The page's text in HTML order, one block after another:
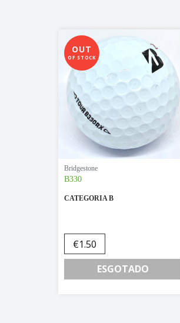
OUT
OF STOCK
Bridgestone
B330
CATEGORIA B
€1.50
ESGOTADO